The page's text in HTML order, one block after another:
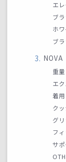
エ
ブ
ホ
ブ
重量
エ
着
ク
グ
フ
サ